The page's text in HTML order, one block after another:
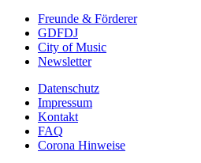
Prefooter
Freunde & Förderer
GDFDJ
City of Music
Newsletter
Footer
menu
Datenschutz
Impressum
Kontakt
FAQ
Corona Hinweise